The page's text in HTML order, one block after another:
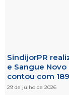
SindijorPR
e Sangue
contou com
29 de julho de 2026